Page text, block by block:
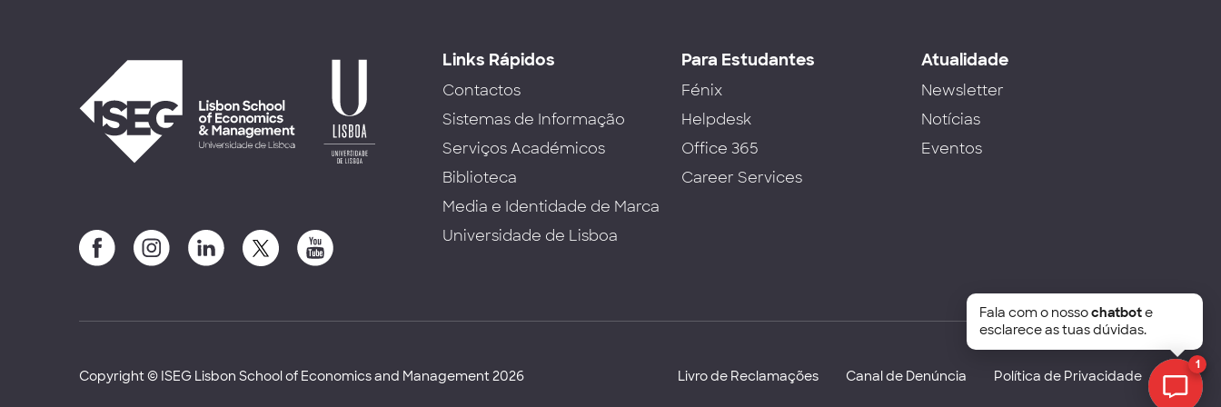
Links Rápidos
Contactos
Sistemas de Informação
Serviços Académicos
Biblioteca
Media e Identidade de Marca
Universidade de Lisboa
Para Estudantes
Fénix
Helpdesk
Office 365
Career Services
Atualidade
Newsletter
Notícias
Eventos
Copyright © ISEG Lisbon School of Economics and Management 2026 Livro de Reclamações Canal de Denúncia Política de Privacidade
1
Fala com o nossochatbote
esclarece as tuas dúvidas.